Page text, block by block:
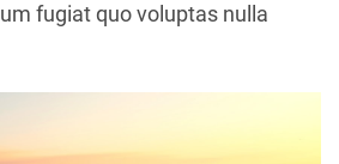
fugiat quo voluptas nulla